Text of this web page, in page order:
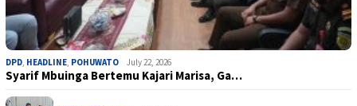
DPD HEADLINE POHUWATO July 22, 2026
Syarif Mbuinga Bertemu Kajari Marisa, Ga…